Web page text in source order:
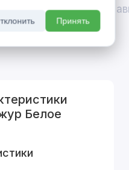
До 31
Белое
Принять